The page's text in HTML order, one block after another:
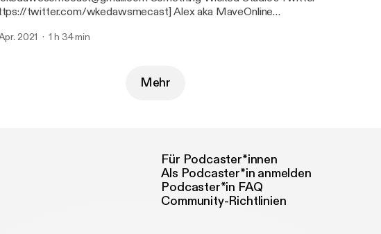
twitter.com/wkedawsmecast] Alex aka MaveOnline
aka KrakenZer0 [https://linktr.ee/krakenzer0]
2021 1 h 34 min
Mehr
Für Podcaster*innen
Als Podcaster*in anmelden
Podcaster*in FAQ
Community-Richtlinien